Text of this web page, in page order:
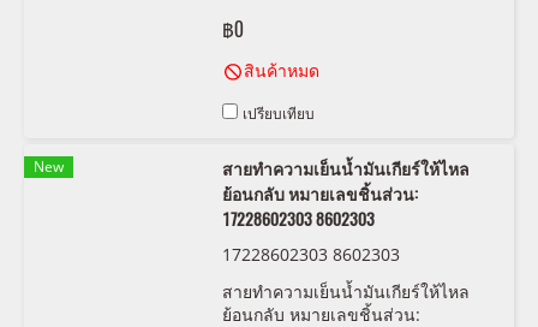
฿0
สินค้าหมด
เปรียบเทียบ
New
สายทำความเย็นน้ำมันเกียร์ให้ไหล
ย้อนกลับ หมายเลขชิ้นส่วน:
17228602303 8602303
17228602303 8602303
สายทำความเย็นน้ำมันเกียร์ให้ไหล
ย้อนกลับ หมายเลขชิ้นส่วน: